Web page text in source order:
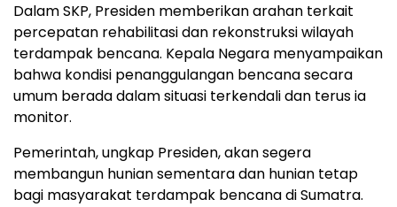
Dalam SKP, Presiden memberikan arahan terkait
percepatan rehabilitasi dan rekonstruksi wilayah
terdampak bencana. Kepala Negara menyampaikan
bahwa kondisi penanggulangan bencana secara
umum berada dalam situasi terkendali dan terus ia
monitor.
Pemerintah, ungkap Presiden, akan segera
membangun hunian sementara dan hunian tetap
bagi masyarakat terdampak bencana di Sumatra.